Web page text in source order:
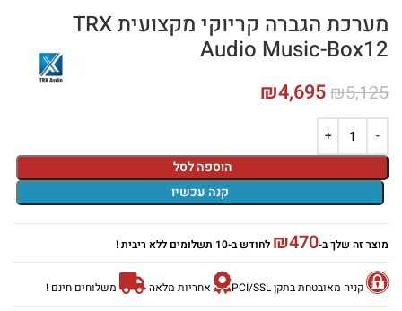
מערכת הגברה קריוקי מקצועית TRX
Audio Music-Box12
₪5,125
₪4,695
הוספה לסל
קנה עכשיו
מוצר זה שלך ב- ₪470 לחודש ב-10 תשלומים ללא ריבית !
קניה מאובטחת בתקן PCI/SSL אחריות מלאה משלוחים חינם !